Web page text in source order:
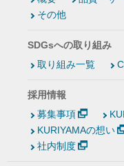
その他
SDGsへの取り組み
取り組み一覧
採用情報
募集事項
KURIYAMAの想い
社内制度